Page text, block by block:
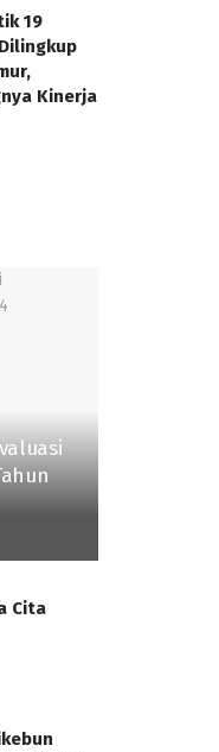
19
Kinerja
Cita